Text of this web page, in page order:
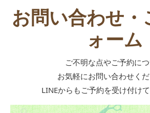
お問い合わせ・
ォーム
ご不明な点やご予約に
お気軽にお問い合わせくだ
LINEからもご予約を受け付けて